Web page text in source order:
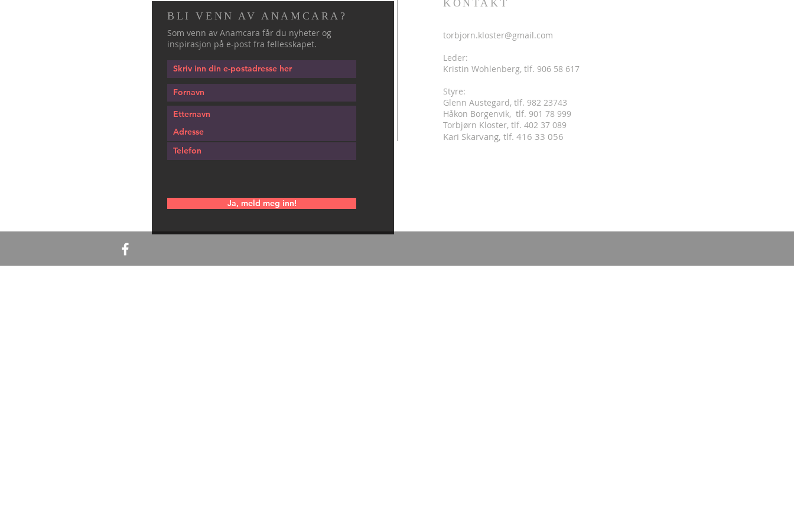
BLI VENN AV ANAMCARA?
Som venn av Anamcara får du nyheter og
inspirasjon på e-post fra fellesskapet.
Ja, meld meg inn!
KONTAKT
torbjorn.kloster@gmail.com
Leder:
Kristin Wohlenberg, tlf. 906 58 617
Styre:
Glenn Austegard, tlf. 982 23743
Håkon Borgenvik, tlf. 901 78 999
Torbjørn Kloster, tlf. 402 37 089
Kari Skarvang, tlf. 416 33 056